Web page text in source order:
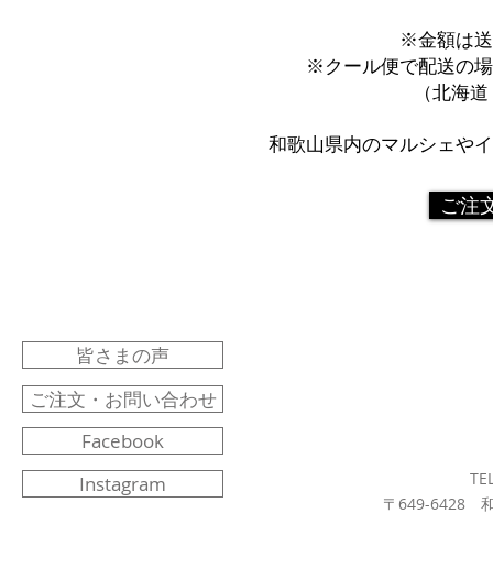
※金額は
※クール便で配送の
（北海
和歌山県内のマルシェや
ご注
皆さまの声
ご注文・お問い合わせ
Facebook
Instagram
〒649-6428